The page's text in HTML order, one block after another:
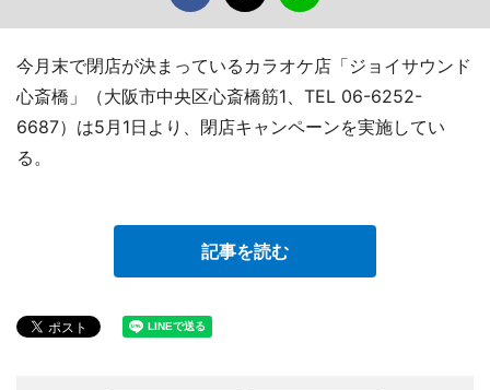
今月末で閉店が決まっているカラオケ店「ジョイサウンド
心斎橋」（大阪市中央区心斎橋筋1、TEL 06-6252-
6687）は5月1日より、閉店キャンペーンを実施してい
る。
記事を読む